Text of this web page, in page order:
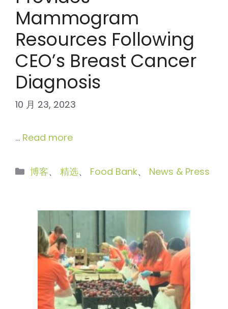
Mammogram
Resources Following
CEO’s Breast Cancer
Diagnosis
10 月 23, 2023
… Read more
分
博客、 精选、 Food Bank、 News & Press